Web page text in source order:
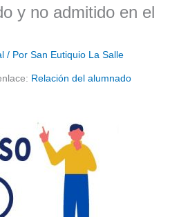
y no admitido en el
/ PorSan Eutiquio La Salle
Relación del alumnado